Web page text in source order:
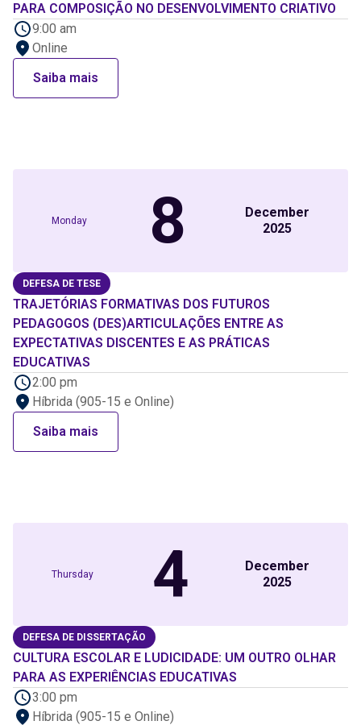
PARA COMPOSIÇÃO NO DESENVOLVIMENTO CRIATIVO
9:00 am
Online
Saiba mais
Monday 8
December
2025
DEFESA DE TESE
TRAJETÓRIAS FORMATIVAS DOS FUTUROS
PEDAGOGOS (DES)ARTICULAÇÕES ENTRE AS
EXPECTATIVAS DISCENTES E AS PRÁTICAS
EDUCATIVAS
2:00 pm
Híbrida (905-15 e Online)
Saiba mais
Thursday 4
December
2025
DEFESA DE DISSERTAÇÃO
CULTURA ESCOLAR E LUDICIDADE: UM OUTRO OLHAR
PARA AS EXPERIÊNCIAS EDUCATIVAS
3:00 pm
Híbrida (905-15 e Online)